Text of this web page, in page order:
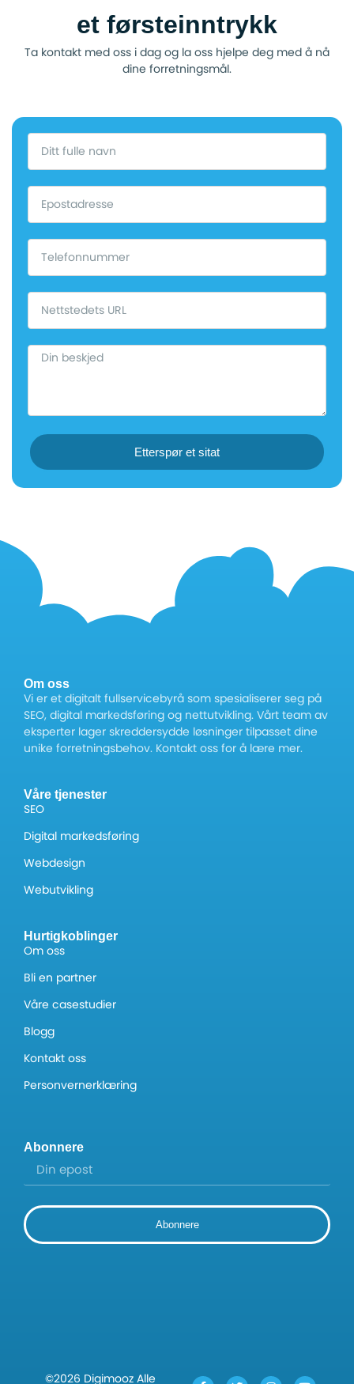
et førsteinntrykk
Ta kontakt med oss i dag og la oss hjelpe deg med å nå
dine forretningsmål.
Etterspør et sitat
Om oss
Vi er et digitalt fullservicebyrå som spesialiserer seg på
SEO, digital markedsføring og nettutvikling. Vårt team av
eksperter lager skreddersydde løsninger tilpasset dine
unike forretningsbehov. Kontakt oss for å lære mer.
Våre tjenester
SEO
Digital markedsføring
Webdesign
Webutvikling
Hurtigkoblinger
Om oss
Bli en partner
Våre casestudier
Blogg
Kontakt oss
Personvernerklæring
Abonnere
Abonnere
©2026 Digimooz Alle